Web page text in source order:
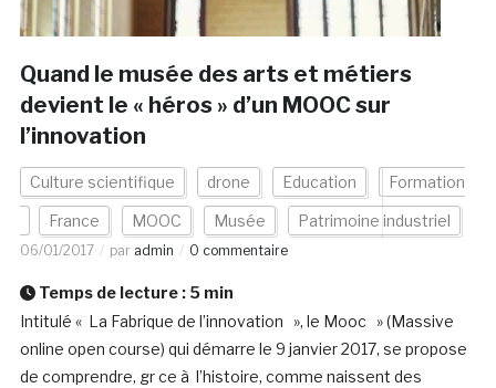
Quand le musée des arts et métiers
devient le « héros » d’un MOOC sur
l’innovation
Culture scientifique drone Education Formation
France MOOC Musée Patrimoine industriel
06/01/2017 par admin 0 commentaire
Temps de lecture : 5 min
Intitulé « La Fabrique de l’innovation », le Mooc » (Massive
online open course) qui démarre le 9 janvier 2017, se propose
de comprendre, gr ce à l’histoire, comme naissent des